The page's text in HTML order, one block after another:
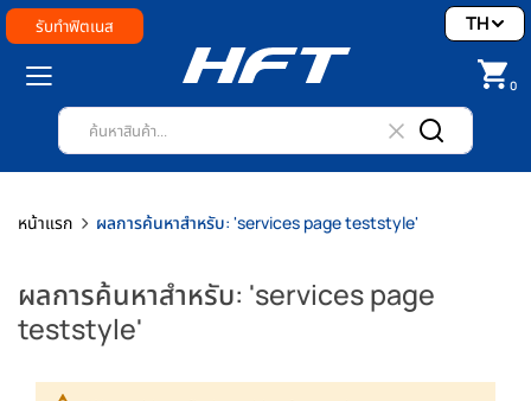
รับทำฟิตเนส
0
TH
หน้าแรก ผลการค้นหาสำหรับ: 'services page teststyle'
ผลการค้นหาสำหรับ: 'services page
teststyle'